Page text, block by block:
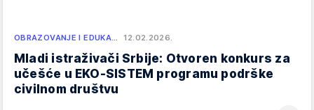
OBRAZOVANJE I EDUKA… 12.02.2026.
Mladi istraživači Srbije: Otvoren konkurs za
učešće u EKO-SISTEM programu podrške
civilnom društvu